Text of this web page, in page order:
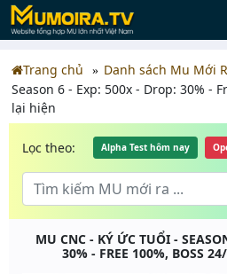
Trang chủ Danh sách Mu Mới
Season 6 - Exp: 500x - Drop: 30% -
lại hiện
Lọc theo: Alpha Test hôm nay
MU CNC - KÝ ỨC TUỔI -
30% - FREE 100%, BOSS